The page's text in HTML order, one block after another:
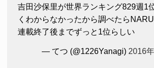
吉田沙保里が世界ランキング829週1
くわからなかったから調べたら
連載終了後までずっと1位らしい
— てつ (@1226Yanagi) 2016